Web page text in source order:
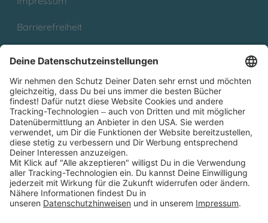
Barrierefreiheit
Partnerprogramm (Affiliate)
Folge uns auf
* Versandkostenfrei ab 9,00 € Bestellwert innerhalb
Deutschlands
** Lieferzeit 1-3 Werktage innerhalb Deutschlands